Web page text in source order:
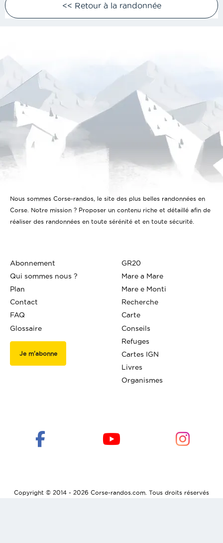
<< Retour à la randonnée
Nous sommes Corse-randos, le site des plus belles randonnées en
Corse. Notre mission ? Proposer un contenu riche et détaillé afin de
réaliser des randonnées en toute sérénité et en toute sécurité.
Abonnement
Qui sommes nous ?
Plan
Contact
FAQ
Glossaire
Je m'abonne
GR20
Mare a Mare
Mare e Monti
Recherche
Carte
Conseils
Refuges
Cartes IGN
Livres
Organismes
Copyright © 2014 - 2026 Corse-randos.com. Tous droits réservés